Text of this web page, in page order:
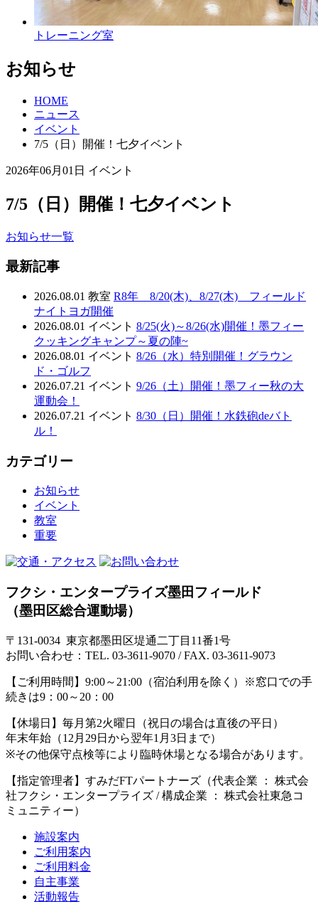
トレーニング室
お知らせ
HOME
ニュース
イベント
7/5（日）開催！七夕イベント
2026年06月01日 イベント
7/5（日）開催！七夕イベント
お知らせ一覧
最新記事
2026.08.01 教室 R8年 8/20(木)、8/27(木) フィールド
ナイトヨガ開催
2026.08.01 イベント 8/25(火)～8/26(水)開催！墨フィー
クッキングキャンプ～夏の陣~
2026.08.01 イベント 8/26（水）特別開催！グラウン
ド・ゴルフ
2026.07.21 イベント 9/26（土）開催！墨フィー秋の大
運動会！
2026.07.21 イベント 8/30（日）開催！水鉄砲deバト
ル！
カテゴリー
お知らせ
イベント
教室
重要
フクシ・エンタープライズ墨田フィールド
（墨田区総合運動場）
〒131-0034 東京都墨田区堤通二丁目11番1号
お問い合わせ：TEL. 03-3611-9070 / FAX. 03-3611-9073
【ご利用時間】 9:00～21:00（宿泊利用を除く）※窓口での手
続きは9：00～20：00
【休場日】 毎月第2火曜日（祝日の場合は直後の平日）
年末年始（12月29日から翌年1月3日まで）
※その他保守点検等により臨時休場となる場合があります。
【指定管理者】 すみだFTパートナーズ（代表企業 ： 株式会
社フクシ・エンタープライズ / 構成企業 ： 株式会社東急コ
ミュニティー）
施設案内
ご利用案内
ご利用料金
自主事業
活動報告